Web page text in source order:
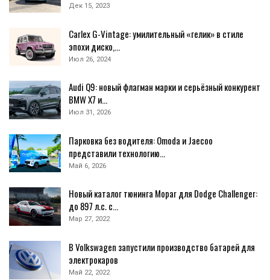
Дек 15, 2023
Carlex G-Vintage: умилительный «гелик» в стиле
эпохи диско,…
Июл 26, 2024
Audi Q9: новый флагман марки и серьёзный конкурент
BMW X7 и…
Июл 31, 2026
Парковка без водителя: Omoda и Jaecoo
представили технологию…
Май 6, 2026
Новый каталог тюнинга Mopar для Dodge Challenger:
до 897 л.с. с…
Мар 27, 2022
В Volkswagen запустили производство батарей для
электрокаров
Май 22, 2022